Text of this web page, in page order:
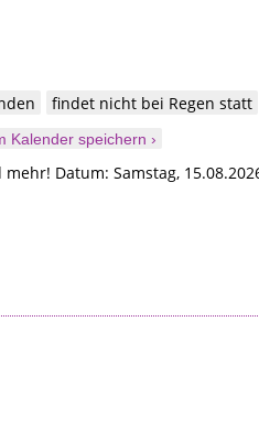
findet nicht bei Regen statt
Kalender speichern ›
Datum: Samstag,